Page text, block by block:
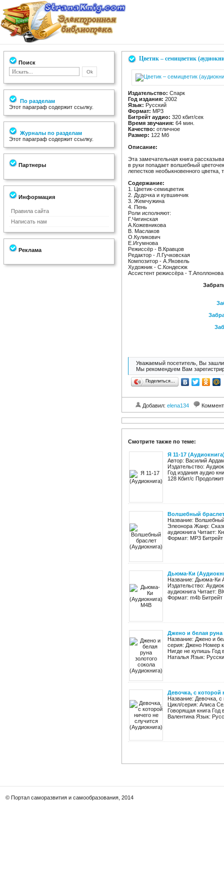
Поиск
По разделам
Этот параграф содержит ссылку.
Журналы по разделам
Этот параграф содержит ссылку.
Партнеры
Информация
Правила сайта
Написать нам
Реклама
Цветик – семицветик
Издательство: Спарк
Год издания: 2002
Язык: Русский
Формат: МР3
Битрейт аудио: 320 кбит/сек
Время звучания: 64 мин.
Качество: отличное
Размер: 122 Мб
Описание:
Эта замечательная книга
в руки попадает волшебный
лепестков необыкновенного цветка,
Содержание:
1. Цветик-семицветик
2. Дудочка и кувшинчик
3. Жемчужина
4. Пень
Роли исполняют:
Г.Чигинская
А.Кожевникова
В. Маслаков
О.Куликович
Е.Игумнова
Режиссёр - В.Кравцов
Редактор - Л.Гучковская
Композитор - А.Яковель
Художник - С.Кондесюк
Ассистент режиссёра - Т.Аполлонова
Уважаемый посетитель, Вы зашли
Мы рекомендуем Вам
Поделиться…
Добавил: elena134
Смотрите также по теме:
Я 11-17
Автор: Василий
Издательство:
Год издания аудио
128 Кбит/с
Волшебный
Название:
Элеонора Жанр:
аудиокнига Читает:
Формат: MP3
Дьюма-Ки
Название: Дьюма-Ки
Издательство:
аудиокнига Читает:
Формат: m4b
Джено и белая руна
Название: Джено и
серия: Джено Номер
Нигде не купишь Год
Наталья Язык:
Девочка, с которой
Название: Девочка, с
Цикл/серия: Алиса
Говорящая книга Год
Валентина Язык:
© Портал саморазвития и самообразования, 2014